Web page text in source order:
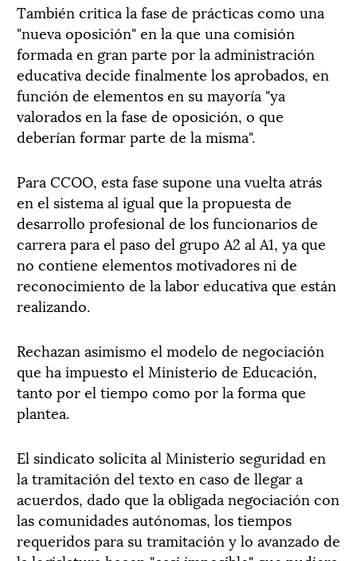
También critica la fase de prácticas como una
"nueva oposición" en la que una comisión
formada en gran parte por la administración
educativa decide finalmente los aprobados, en
función de elementos en su mayoría "ya
valorados en la fase de oposición, o que
deberían formar parte de la misma".
Para CCOO, esta fase supone una vuelta atrás
en el sistema al igual que la propuesta de
desarrollo profesional de los funcionarios de
carrera para el paso del grupo A2 al A1, ya que
no contiene elementos motivadores ni de
reconocimiento de la labor educativa que están
realizando.
Rechazan asimismo el modelo de negociación
que ha impuesto el Ministerio de Educación,
tanto por el tiempo como por la forma que
plantea.
El sindicato solicita al Ministerio seguridad en
la tramitación del texto en caso de llegar a
acuerdos, dado que la obligada negociación con
las comunidades autónomas, los tiempos
requeridos para su tramitación y lo avanzado de